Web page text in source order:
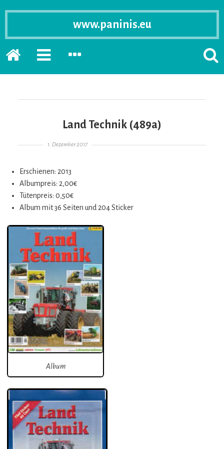
www.paninis.eu
Startseite
PRIMÄRE
ERWEITERN
SEKUNDÄRE
ERWEITERN
Land Technik (489a)
Gepostet am
1. Dezember 2017
Erschienen: 2013
Albumpreis: 2,00€
Tütenpreis: 0,50€
Album mit 36 Seiten und 204 Sticker
Album